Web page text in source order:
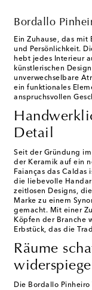
Bordallo
Ein Zuhause, das
und Persönlichkeit.
hebt jedes Interieur
künstlerischen
unverwechselbare
ein funktionales
anspruchsvollen
Detail
Seit der Gründung
der Keramik auf ein
Faianças das
die liebevolle
zeitlosen Designs,
Marke zu einem
gemacht. Mit einer
Köpfen der Branche
Erbstück, das die
Räume
Die Bordallo